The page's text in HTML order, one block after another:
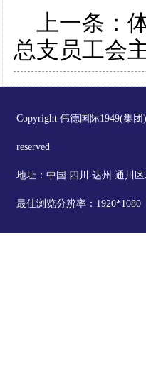
上一条：
总支员工会
Copyright 伟德国际1949(集
reserved
地址：中国.四川.达州.通川
最佳浏览分辨率：1920*1080